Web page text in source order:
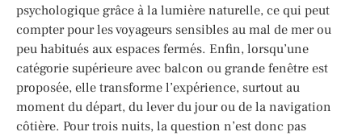
psychologique grâce à la lumière naturelle, ce qui peut
compter pour les voyageurs sensibles au mal de mer ou
peu habitués aux espaces fermés. Enfin, lorsqu’une
catégorie supérieure avec balcon ou grande fenêtre est
proposée, elle transforme l’expérience, surtout au
moment du départ, du lever du jour ou de la navigation
côtière. Pour trois nuits, la question n’est donc pas